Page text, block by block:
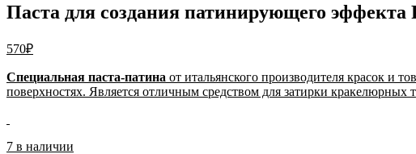
Паста для создания патинирующего
570₽
Специальная паста-патина от итальянского производителя красок и
поверхностях. Является отличным средством для затирки кракелюрных
7 в наличии